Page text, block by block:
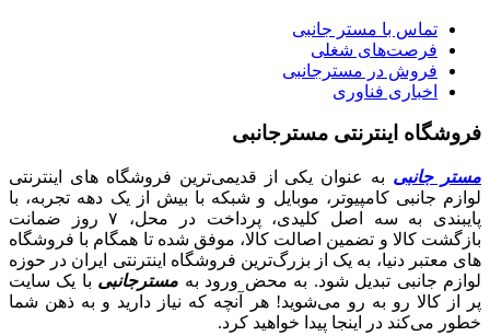
تماس با مستر جانبی
فرصت‌های شغلی
فروش در مسترجانبی
اخباری فناوری
فروشگاه اینترنتی مسترجانبی
مستر جانبی به عنوان یکی از قدیمی‌ترین فروشگاه های اینترنتی
لوازم جانبی کامپیوتر، موبایل و شبکه با بیش از یک دهه تجربه، با
پایبندی به سه اصل کلیدی، پرداخت در محل، ۷ روز ضمانت
بازگشت کالا و تضمین اصالت کالا، موفق شده تا همگام با فروشگاه‌
های معتبر دنیا، به یک از بزرگ‌ترین فروشگاه اینترنتی ایران در حوزه
لوازم جانبی تبدیل شود. به محض ورود به مسترجانبی با یک سایت
پر از کالا رو به رو می‌شوید! هر آنچه که نیاز دارید و به ذهن شما
خطور می‌کند در اینجا پیدا خواهید کرد.